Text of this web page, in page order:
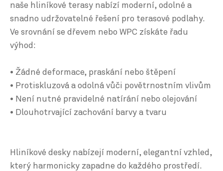
naše hliníkové terasy nabízí moderní, odolné a
snadno udržovatelné řešení pro terasové podlahy.
Ve srovnání se dřevem nebo WPC získáte řadu
výhod:
• Žádné deformace, praskání nebo štěpení
• Protiskluzová a odolná vůči povětrnostním vlivům
• Není nutné pravidelné natírání nebo olejování
• Dlouhotrvající zachování barvy a tvaru
Hliníkové desky nabízejí moderní, elegantní vzhled,
který harmonicky zapadne do každého prostředí.